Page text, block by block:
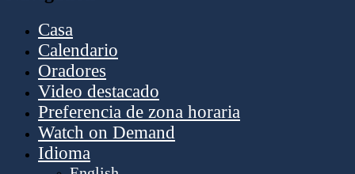
Casa
Calendario
Oradores
Video destacado
Preferencia de zona horaria
Watch on Demand
Idioma